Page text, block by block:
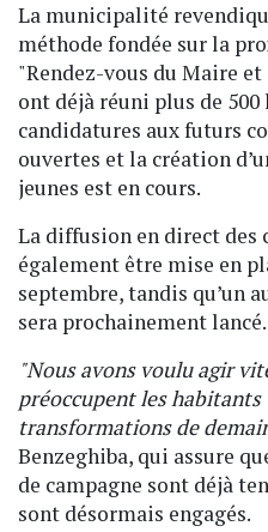
La municipalité
méthode fondée sur la
"Rendez-vous du Maire
ont déjà réuni plus de 500
candidatures aux futurs
ouvertes et la création
jeunes est en cours.
La diffusion en direct
également être mise en
septembre, tandis qu’un
sera prochainement lancé.
"Nous avons voulu agir
préoccupent les
transformations de
Benzeghiba, qui assure
de campagne sont déjà
sont désormais engagés.